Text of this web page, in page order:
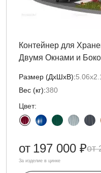
Контейнер для
Двумя Окнами и
Размер (ДxШxВ):
Вес (кг):380
Цвет:
от 197 000 ₽
За изделие в цинке